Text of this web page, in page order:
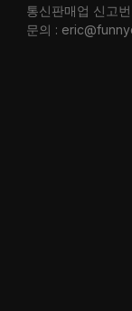
통신판매업 신고
문의 :